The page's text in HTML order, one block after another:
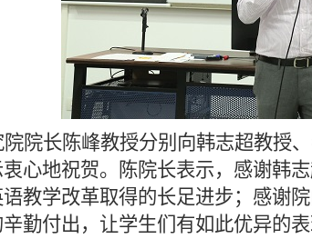
院长陈峰教授分别向韩志超教授
心地祝贺。陈院长表示，感谢韩
教学改革取得的长足进步；感谢
勤付出，让学生们有如此优异的